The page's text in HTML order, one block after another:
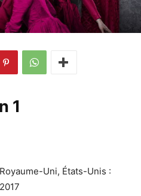
1
Royaume-Uni, États-Unis :
2017